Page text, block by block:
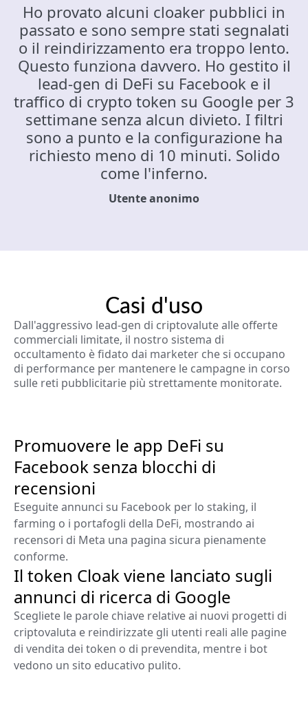
Ho provato alcuni cloaker pubblici in
passato e sono sempre stati segnalati
o il reindirizzamento era troppo lento.
Questo funziona davvero. Ho gestito il
lead-gen di DeFi su Facebook e il
traffico di crypto token su Google per 3
settimane senza alcun divieto. I filtri
sono a punto e la configurazione ha
richiesto meno di 10 minuti. Solido
come l'inferno.
Utente anonimo
Casi d'uso
Dall'aggressivo lead-gen di criptovalute alle offerte
commerciali limitate, il nostro sistema di
occultamento è fidato dai marketer che si occupano
di performance per mantenere le campagne in corso
sulle reti pubblicitarie più strettamente monitorate.
Promuovere le app DeFi su
Facebook senza blocchi di
recensioni
Eseguite annunci su Facebook per lo staking, il
farming o i portafogli della DeFi, mostrando ai
recensori di Meta una pagina sicura pienamente
conforme.
Il token Cloak viene lanciato sugli
annunci di ricerca di Google
Scegliete le parole chiave relative ai nuovi progetti di
criptovaluta e reindirizzate gli utenti reali alle pagine
di vendita dei token o di prevendita, mentre i bot
vedono un sito educativo pulito.